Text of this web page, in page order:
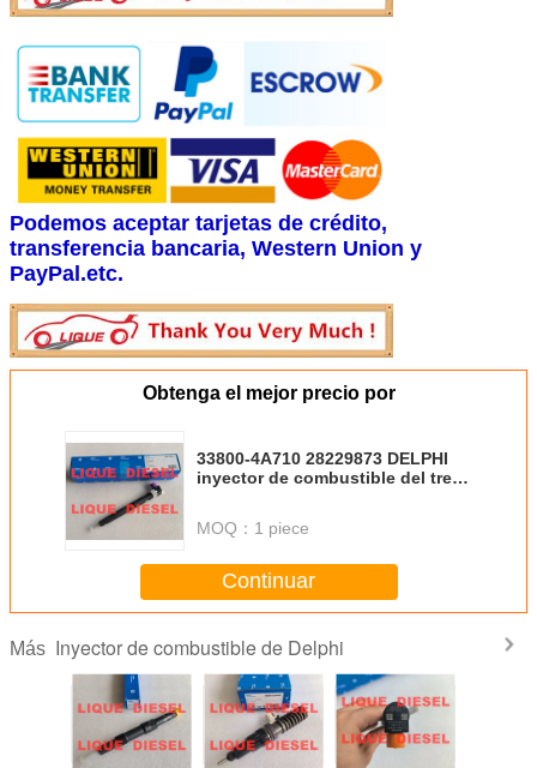
Podemos aceptar tarjetas de crédito,
transferencia bancaria, Western Union y
PayPal.etc.
Obtenga el mejor precio por
33800-4A710 28229873 DELPHI
inyector de combustible del tren
338004A710
MOQ： 1 piece
Continuar
Más Inyector de combustible de Delphi